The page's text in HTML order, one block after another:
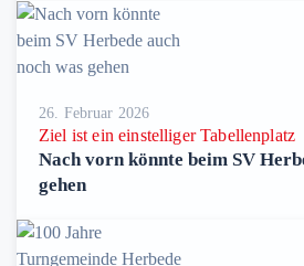
26. Februar 2026
Ziel ist ein einstelliger Tabellenplatz
Nach vorn könnte beim SV
gehen